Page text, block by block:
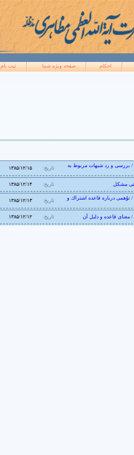
احکام صفحه ويژه شما ثبت نام
/ بررسى و رد شبهات مربوط به
تاریخ: ۱۳۸۵/۱۲/۱۵
مشكل تاریخ: ۱۳۸۵/۱۲/۱۴
توّهمى درباره قاعده اشتراك و
تاریخ: ۱۳۸۵/۱۲/۱۳
معناى قاعده و دليل آن تاریخ: ۱۳۸۵/۱۲/۱۲